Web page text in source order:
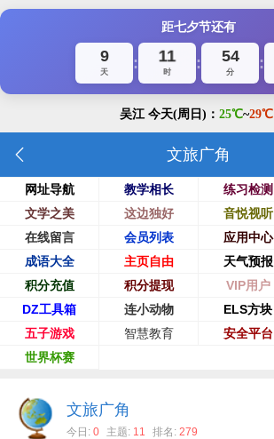
距七夕节还有
9
天
: 11
时
: 54
分
:
文旅广角
网址导航 教学相长 练习检测
文学之美
这边独好 音悦视听
在线留言
会员列表 应用中心
成语大全
主页自由 天气预报
积分充值
积分提现 VIP用户
DZ工具箱
连小动物 ELS方块
五子游戏
智慧教育 安全平台
世界杯赛
文旅广角
今日: 0 主题: 11 排名: 279